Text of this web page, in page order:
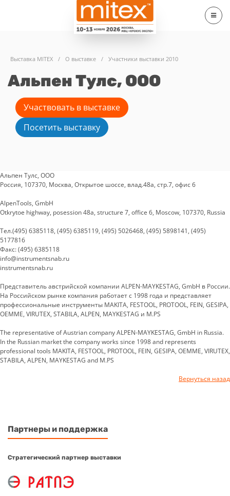
Выставка MITEX / О выставке / Участники выставки 2010
Альпен Тулс, ООО
Участвовать в выставке
Посетить выставку
Альпен Тулс, ООО
Россия, 107370, Москва, Открытое шоссе, влад.48а, стр.7, офис 6
AlpenTools, GmbH
Otkrytoe highway, posession 48a, structure 7, office 6, Moscow, 107370, Russia
Тел.(495) 6385118, (495) 6385119, (495) 5026468, (495) 5898141, (495)
5177816
Факс: (495) 6385118
info@instrumentsnab.ru
instrumentsnab.ru
Представитель австрийской компании ALPEN-MAYKESTAG, GmbH в России.
На Российском рынке компания работает с 1998 года и представляет
профессиональные инструменты MAKITA, FESTOOL, PROTOOL, FEIN, GESIPA,
OEMME, VIRUTEX, STABILA, ALPEN, MAYKESTAG и M.PS
The representative of Austrian company ALPEN-MAYKESTAG, GmbH in Russia.
In the Russian market the company works since 1998 and represents
professional tools MAKITA, FESTOOL, PROTOOL, FEIN, GESIPA, OEMME, VIRUTEX,
STABILA, ALPEN, MAYKESTAG and M.PS
Вернуться назад
Партнеры и поддержка
Стратегический партнер выставки